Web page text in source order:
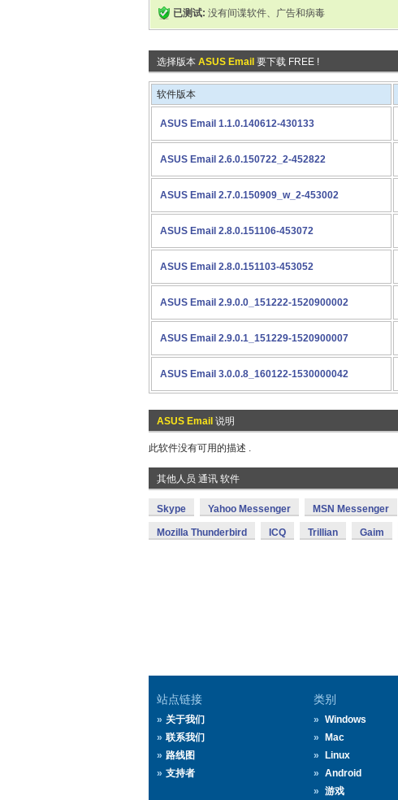
已测试: 没有间谍软件、广告和病毒
选择版本 ASUS Email 要下载 FREE !
软件版本
ASUS Email 1.1.0.140612-430133
ASUS Email 2.6.0.150722_2-452822
ASUS Email 2.7.0.150909_w_2-453002
ASUS Email 2.8.0.151106-453072
ASUS Email 2.8.0.151103-453052
ASUS Email 2.9.0.0_151222-1520900002
ASUS Email 2.9.0.1_151229-1520900007
ASUS Email 3.0.0.8_160122-1530000042
ASUS Email 说明
此软件没有可用的描述 .
其他人员 通讯 软件
Skype Yahoo Messenger MSN Messenger
Mozilla Thunderbird ICQ Trillian Gaim
站点链接
关于我们
联系我们
路线图
支持者
类别
Windows
Mac
Linux
Android
游戏